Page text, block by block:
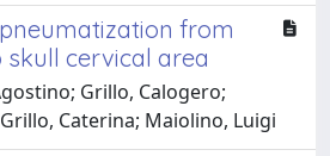
from
cervical area
Grillo, Calogero;
Caterina; Maiolino, Luigi